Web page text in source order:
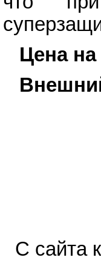
Цена на
С сайта